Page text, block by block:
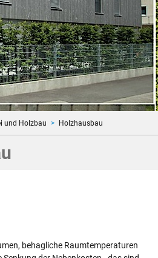
und Holzbau Holzhausbau
behagliche Raumtemperaturen